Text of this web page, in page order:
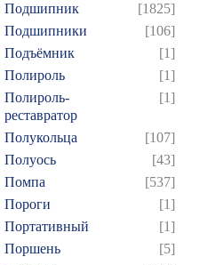
Подшипник
[1825]
Подшипники
[106]
Подъёмник
[1]
Полироль
[1]
Полироль-
реставратор
[1]
Полукольца
[107]
Полуось
[43]
Помпа
[537]
Пороги
[1]
Портативный
[1]
Поршень
[5]